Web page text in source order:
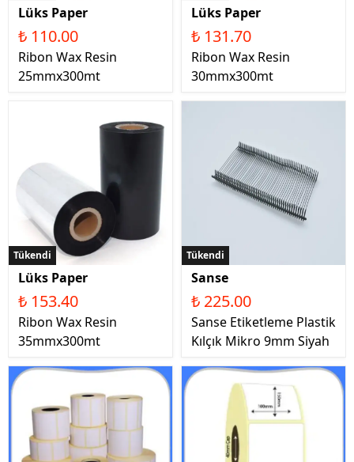
Lüks Paper
₺ 110.00
Ribon Wax Resin
25mmx300mt
Lüks Paper
₺ 131.70
Ribon Wax Resin
30mmx300mt
Tükendi
Lüks Paper
₺ 153.40
Ribon Wax Resin
35mmx300mt
Tükendi
Sanse
₺ 225.00
Sanse Etiketleme Plastik
Kılçık Mikro 9mm Siyah